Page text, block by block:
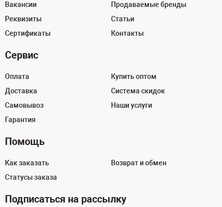
Вакансии
Реквизиты
Сертификаты
Продаваемые бренды
Статьи
Контакты
Сервис
Оплата
Доставка
Самовывоз
Гарантия
Купить оптом
Система скидок
Наши услуги
Помощь
Как заказать
Статусы заказа
Возврат и обмен
Подписаться на рассылку